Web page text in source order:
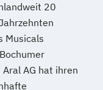
20
Musicals
Aral AG hat ihren